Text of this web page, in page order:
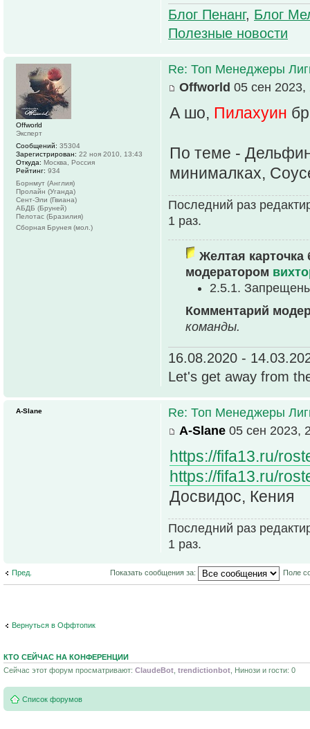
Блог Пенанг, Блог
Полезные новости
Re: Топ Менеджеры
Offworld 05 сен 2023,
А шо, Пилахуин
По теме -
минималках,
Последний раз
1 раз.
Желтая карточка
модератором
2.5.1.
Комментарий
команды.
16.08.2020 -
Let's get away from
Offworld
Эксперт
Сообщений: 35304
Зарегистрирован: 22 ноя 2010, 13:43
Откуда: Москва, Россия
Рейтинг: 934
Борнмут (Англия)
Пролайн (Уганда)
Сент-Эли (Гвиана)
АБДБ (Бруней)
Пелотас (Бразилия)
Сборная Брунея (мол.)
Re: Топ Менеджеры
A-Slane 05 сен 2023,
https://fifa13.ru/
https://fifa13.ru/
Досвидос, Кения
Последний раз
1 раз.
A-Slane
Пред. Показать сообщения за: Поле
Вернуться в Оффтопик
КТО СЕЙЧАС НА КОНФЕРЕНЦИИ
Сейчас этот форум просматривают: ClaudeBot trendictionbot , Нинози и гости: 0
Список форумов